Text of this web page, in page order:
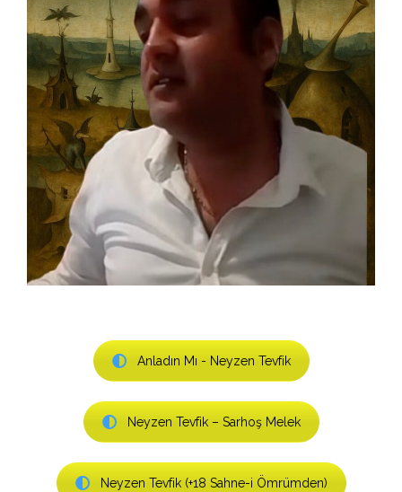
Anladın Mı - Neyzen Tevfik
Neyzen Tevfik – Sarhoş Melek
Neyzen Tevfik (+18 Sahne-i Ömrümden)